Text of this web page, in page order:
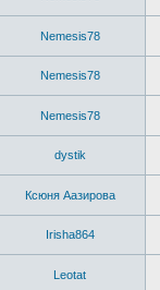
Nemesis78
Nemesis78
Nemesis78
dystik
Ксюня Аазирова
Irisha864
Leotat